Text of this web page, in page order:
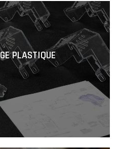
PLASTIQUE